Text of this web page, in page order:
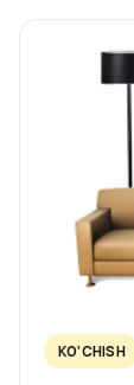
KO‘CHISH